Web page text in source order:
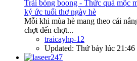
Trái bòng boong - Thức quà mộc
ký ức tuổi thơ ngày hè
Mỗi khi mùa hè mang theo cái
chợt đến chợt...
traicayhp-12
Updated: Thứ bảy lúc 21:46